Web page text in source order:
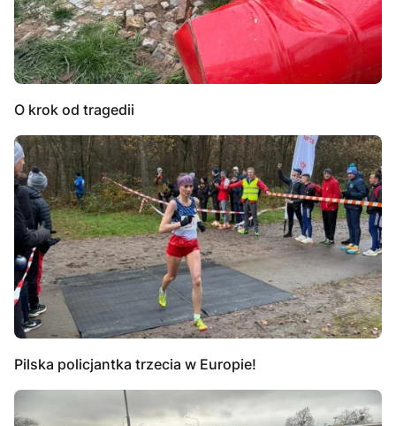
O krok od tragedii
Pilska policjantka trzecia w Europie!